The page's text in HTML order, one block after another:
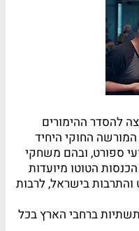
להסדר ההימורים
החוקי היחיד
ספורט, ובהם משחקי
הטוטו מיועדות
והתרבות בישראל, לרבות
ברחבי הארץ בכל